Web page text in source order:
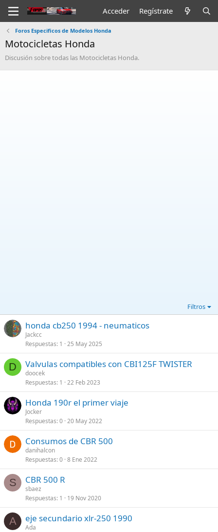
Acceder Regístrate
Foros Especificos de Modelos Honda
Motocicletas Honda
Discusión sobre todas las Motocicletas Honda.
Filtros
honda cb250 1994 - neumaticos
Jackcc
Respuestas 1 25 May 2025
D Valvulas compatibles con CBI125F TWISTER
doocek
Respuestas 1 22 Feb 2023
Honda 190r el primer viaje
Jocker
Respuestas 0 20 May 2022
Consumos de CBR 500
danihalcon
Respuestas 0 8 Ene 2022
S CBR 500 R
sbaez
Respuestas 1 19 Nov 2020
A eje secundario xlr-250 1990
Ada